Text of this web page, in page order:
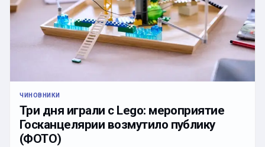
ЧИНОВНИКИ
Три дня играли с Lego: мероприятие
Госканцелярии возмутило публику
(ФОТО)